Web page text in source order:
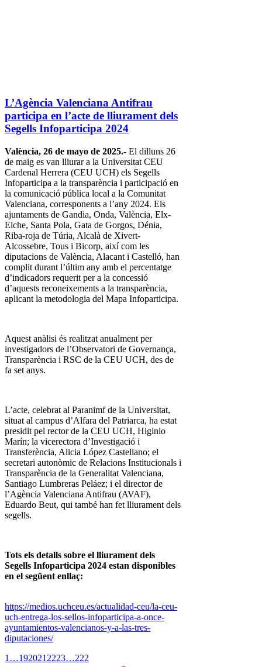
L’Agència Valenciana Antifrau
participa en l’acte de lliurament dels
Segells Infoparticipa 2024
València, 26 de mayo de 2025.- El dilluns 26
de maig es van lliurar a la Universitat CEU
Cardenal Herrera (CEU UCH) els Segells
Infoparticipa a la transparència i participació en
la comunicació pública local a la Comunitat
Valenciana, corresponents a l’any 2024. Els
ajuntaments de Gandia, Onda, València, Elx-
Elche, Santa Pola, Gata de Gorgos, Dénia,
Riba-roja de Túria, Alcalà de Xivert-
Alcossebre, Tous i Bicorp, així com les
diputacions de València, Alacant i Castelló, han
complit durant l’últim any amb el percentatge
d’indicadors requerit per a la concessió
d’aquests reconeixements a la transparència,
aplicant la metodologia del Mapa Infoparticipa.
Aquest anàlisi és realitzat anualment per
investigadors de l’Observatori de Governança,
Transparència i RSC de la CEU UCH, des de
fa set anys.
L’acte, celebrat al Paranimf de la Universitat,
situat al campus d’Alfara del Patriarca, ha estat
presidit pel rector de la CEU UCH, Higinio
Marín; la vicerectora d’Investigació i
Transferència, Alicia López Castellano; el
secretari autonòmic de Relacions Institucionals i
Transparència de la Generalitat Valenciana,
Santiago Lumbreras Peláez; i el director de
l’Agència Valenciana Antifrau (AVAF),
Eduardo Beut, qui també han fet lliurament dels
segells.
Tots els detalls sobre el lliurament dels
Segells Infoparticipa 2024 estan disponibles
en el següent enllaç:
https://medios.uchceu.es/actualidad-ceu/la-ceu-
uch-entrega-los-sellos-infoparticipa-a-once-
ayuntamientos-valencianos-y-a-las-tres-
diputaciones/
1 …192021 2223…222